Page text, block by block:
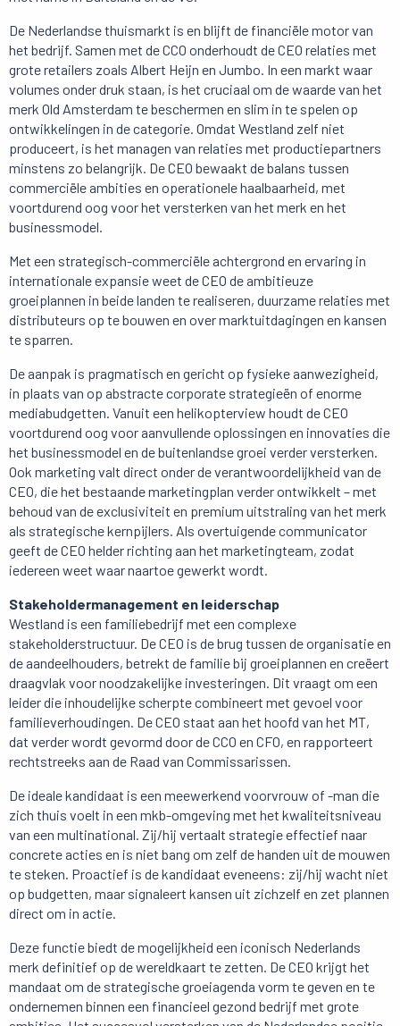
De Nederlandse thuismarkt is en blijft de financiële motor van
het bedrijf. Samen met de CCO onderhoudt de CEO relaties met
grote retailers zoals Albert Heijn en Jumbo. In een markt waar
volumes onder druk staan, is het cruciaal om de waarde van het
merk Old Amsterdam te beschermen en slim in te spelen op
ontwikkelingen in de categorie. Omdat Westland zelf niet
produceert, is het managen van relaties met productiepartners
minstens zo belangrijk. De CEO bewaakt de balans tussen
commerciële ambities en operationele haalbaarheid, met
voortdurend oog voor het versterken van het merk en het
businessmodel.
Met een strategisch-commerciële achtergrond en ervaring in
internationale expansie weet de CEO de ambitieuze
groeiplannen in beide landen te realiseren, duurzame relaties met
distributeurs op te bouwen en over marktuitdagingen en kansen
te sparren.
De aanpak is pragmatisch en gericht op fysieke aanwezigheid,
in plaats van op abstracte corporate strategieën of enorme
mediabudgetten. Vanuit een helikopterview houdt de CEO
voortdurend oog voor aanvullende oplossingen en innovaties die
het businessmodel en de buitenlandse groei verder versterken.
Ook marketing valt direct onder de verantwoordelijkheid van de
CEO, die het bestaande marketingplan verder ontwikkelt – met
behoud van de exclusiviteit en premium uitstraling van het merk
als strategische kernpijlers. Als overtuigende communicator
geeft de CEO helder richting aan het marketingteam, zodat
iedereen weet waar naartoe gewerkt wordt.
Stakeholdermanagement en leiderschap
Westland is een familiebedrijf met een complexe
stakeholderstructuur. De CEO is de brug tussen de organisatie en
de aandeelhouders, betrekt de familie bij groeiplannen en creëert
draagvlak voor noodzakelijke investeringen. Dit vraagt om een
leider die inhoudelijke scherpte combineert met gevoel voor
familieverhoudingen. De CEO staat aan het hoofd van het MT,
dat verder wordt gevormd door de CCO en CFO, en rapporteert
rechtstreeks aan de Raad van Commissarissen.
De ideale kandidaat is een meewerkend voorvrouw of -man die
zich thuis voelt in een mkb-omgeving met het kwaliteitsniveau
van een multinational. Zij/hij vertaalt strategie effectief naar
concrete acties en is niet bang om zelf de handen uit de mouwen
te steken. Proactief is de kandidaat eveneens: zij/hij wacht niet
op budgetten, maar signaleert kansen uit zichzelf en zet plannen
direct om in actie.
Deze functie biedt de mogelijkheid een iconisch Nederlands
merk definitief op de wereldkaart te zetten. De CEO krijgt het
mandaat om de strategische groeiagenda vorm te geven en te
ondernemen binnen een financieel gezond bedrijf met grote